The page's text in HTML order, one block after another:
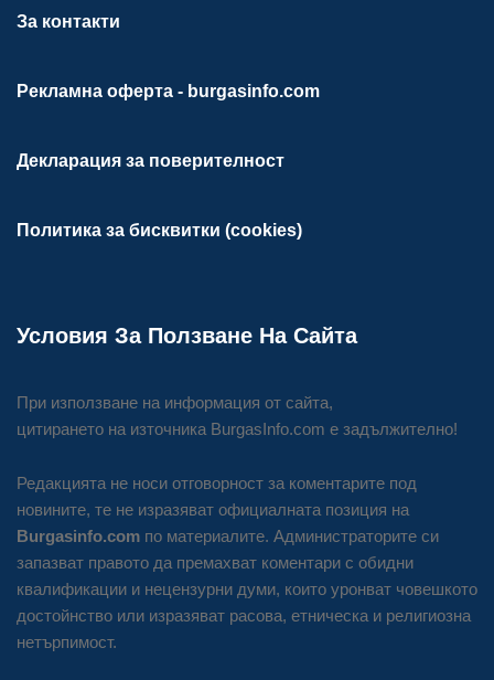
За контакти
Рекламна оферта - burgasinfo.com
Декларация за поверителност
Политика за бисквитки (cookies)
Условия За Ползване На Сайта
При използване на информация от сайта,
цитирането на източника BurgasInfo.com е задължително!
Редакцията не носи отговорност за коментарите под
новините, те не изразяват официалната позиция на
Burgasinfo.com по материалите. Администраторите си
запазват правото да премахват коментари с обидни
квалификации и нецензурни думи, които уронват човешкото
достойнство или изразяват расова, етническа и религиозна
нетърпимост.